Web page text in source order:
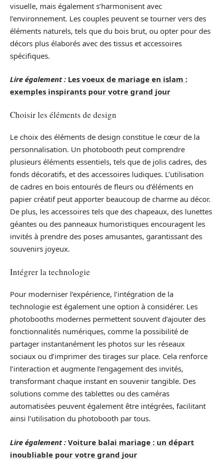
visuelle, mais également s’harmonisent avec
l’environnement. Les couples peuvent se tourner vers des
éléments naturels, tels que du bois brut, ou opter pour des
décors plus élaborés avec des tissus et accessoires
spécifiques.
Lire également : Les voeux de mariage en islam :
exemples inspirants pour votre grand jour
Choisir les éléments de design
Le choix des éléments de design constitue le cœur de la
personnalisation. Un photobooth peut comprendre
plusieurs éléments essentiels, tels que de jolis cadres, des
fonds décoratifs, et des accessoires ludiques. L’utilisation
de cadres en bois entourés de fleurs ou d’éléments en
papier créatif peut apporter beaucoup de charme au décor.
De plus, les accessoires tels que des chapeaux, des lunettes
géantes ou des panneaux humoristiques encouragent les
invités à prendre des poses amusantes, garantissant des
souvenirs joyeux.
Intégrer la technologie
Pour moderniser l’expérience, l’intégration de la
technologie est également une option à considérer. Les
photobooths modernes permettent souvent d’ajouter des
fonctionnalités numériques, comme la possibilité de
partager instantanément les photos sur les réseaux
sociaux ou d’imprimer des tirages sur place. Cela renforce
l’interaction et augmente l’engagement des invités,
transformant chaque instant en souvenir tangible. Des
solutions comme des tablettes ou des caméras
automatisées peuvent également être intégrées, facilitant
ainsi l’utilisation du photobooth par tous.
Lire également : Voiture balai mariage : un départ
inoubliable pour votre grand jour